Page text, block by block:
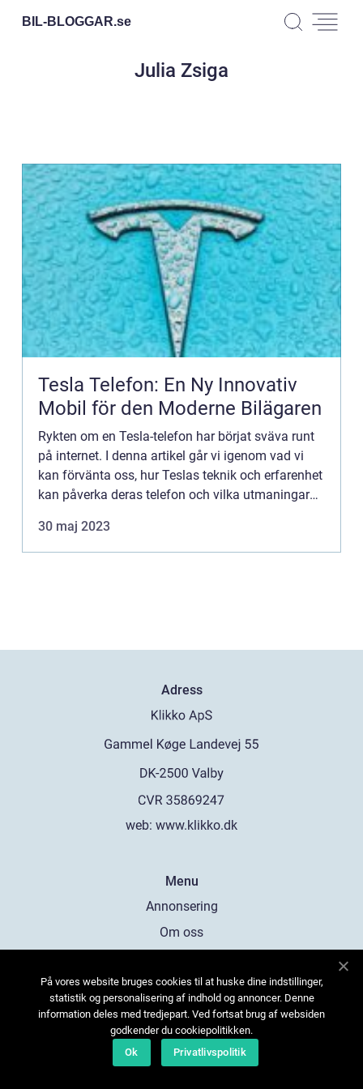
BIL-BLOGGAR.se
Julia Zsiga
Tesla Telefon: En Ny Innovativ
Mobil för den Moderne Bilägaren
Rykten om en Tesla-telefon har börjat sväva runt
på internet. I denna artikel går vi igenom vad vi
kan förvänta oss, hur Teslas teknik och erfarenhet
kan påverka deras telefon och vilka utmaningar
Rykten om en...
30 maj 2023
Adress
web: www.klikko.dk
Menu
Annonsering
Om oss
Kontakta oss
Sitemap
På vores website bruges cookies til at huske dine indstillinger,
statistik og personalisering af indhold og annoncer. Denne
information deles med tredjepart. Ved fortsat brug af websiden
godkender du cookiepolitikken.
Ok
Privatlivspolitik